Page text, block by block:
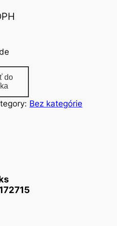
do
Bez kategórie